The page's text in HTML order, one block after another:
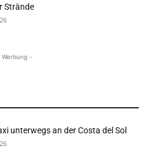
Strände
Werbung -
unterwegs an der Costa del Sol